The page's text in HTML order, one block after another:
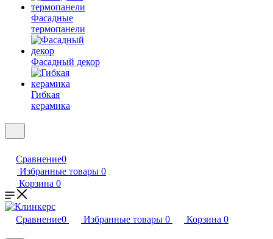
Фасадные
термопанели
Фасадный декор
Гибкая
керамика
Сравнение0
Избранные товары 0
Корзина 0
Сравнение0 Избранные товары 0 Корзина 0